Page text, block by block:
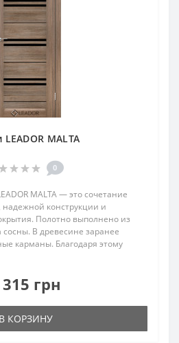
MALTA
0
MALTA — это сочетание
конструкции и
Полотно выполнено из
сосны. В древесине заранее
карманы. Благодаря этому
грн
В КОРЗИНУ